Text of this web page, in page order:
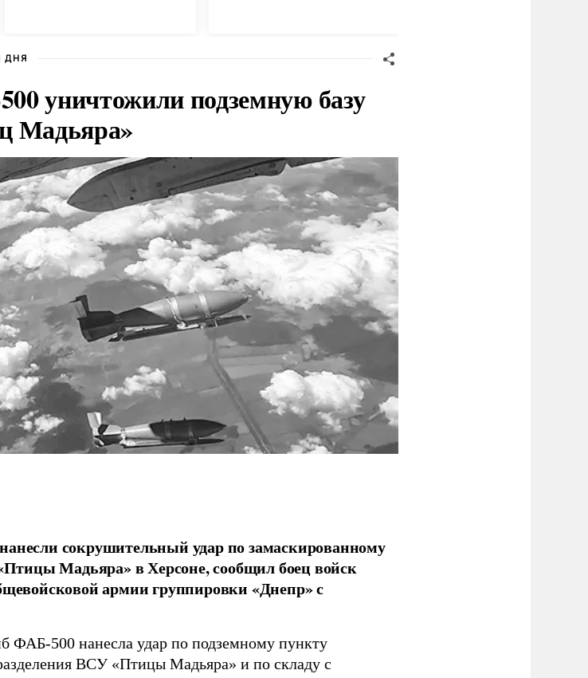
ДНЯ
уничтожили подземную базу
Мадьяра»
сокрушительный удар по замаскированному
Мадьяра» в Херсоне, сообщил боец войск
армии группировки «Днепр» с
ФАБ-500 нанесла удар по подземному пункту
ВСУ «Птицы Мадьяра» и по складу с